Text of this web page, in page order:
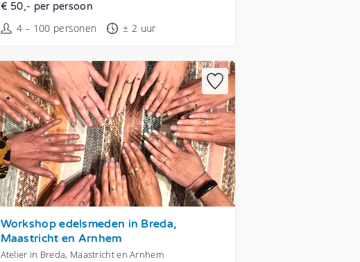
€ 50,- per persoon
4 – 100 personen ± 2 uur
Tonen
Workshop edelsmeden in Breda,
Maastricht en Arnhem
Atelier in Breda, Maastricht en Arnhem